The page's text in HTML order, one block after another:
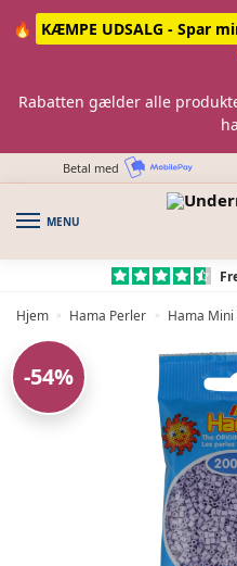
🔥
KÆMPE UDSALG - Spar
Rabatten gælder alle
Betal med
MENU
Hjem » Hama Perler » Hama
-54%